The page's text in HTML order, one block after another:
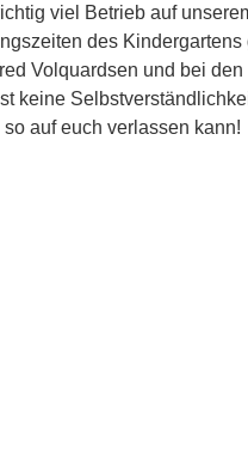
viel Betrieb auf
des Kindergartens
Volquardsen und bei
auf euch verlassen kann!